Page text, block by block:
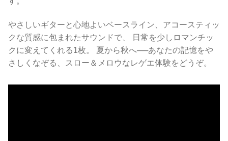
やさしいギターと心地よいベースライン、アコースティッ
クな質感に包まれたサウンドで、 日常を少しロマンチッ
クに変えてくれる1枚。 夏から秋へ──あなたの記憶をや
さしくなぞる、スロー＆メロウなレゲエ体験をどうぞ。